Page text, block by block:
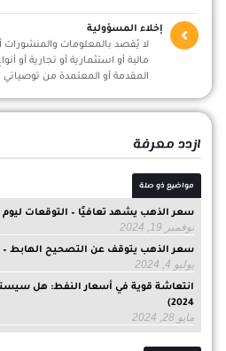
إخلاء المسؤولية
لا يُقصد بالمعلومات
مالية أو استثمارية أو تجارية أو
المقدمة أو المعتمدة من توصياتي 360
ازدد معرفة
مواضيع ذو صلة
سعر الذهب يشهد تعافيًا – التوقعات ليوم 19 نوفمبر 2024
نوفمبر 19, 2024
سعر الذهب يتوقف عن التصحيح الهابط – توقعات
يوليو 4, 2024
2024)
مايو 28, 2024